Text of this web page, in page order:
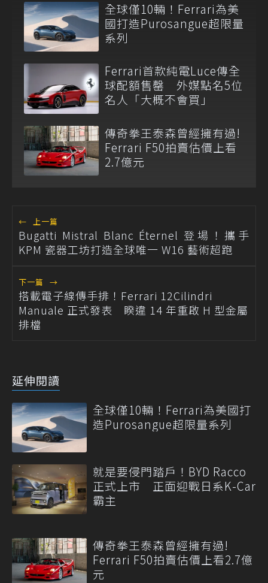
全球僅10輛！Ferrari為美
國打造Purosangue超限量
系列
Ferrari首款純電Luce傳全
球配額售罄 外媒點名5位
名人「大概不會買」
傳奇拳王泰森曾經擁有過!
Ferrari F50拍賣估價上看
2.7億元
← 上一篇
Bugatti Mistral Blanc Éternel 登場！攜手
KPM 瓷器工坊打造全球唯一 W16 藝術超跑
下一篇 →
搭載電子線傳手排！Ferrari 12Cilindri
Manuale 正式發表 睽違 14 年重啟 H 型金屬
排檔
延伸閱讀
全球僅10輛！Ferrari為美國打
造Purosangue超限量系列
就是要侵門踏戶！BYD Racco
正式上市 正面迎戰日系K-Car
霸主
傳奇拳王泰森曾經擁有過!
Ferrari F50拍賣估價上看2.7億
元